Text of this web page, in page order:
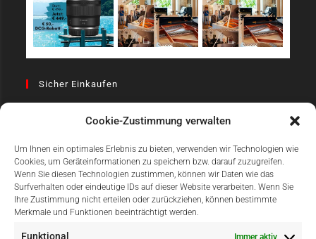
Cookie-Zustimmung verwalten
Um Ihnen ein optimales Erlebnis zu bieten, verwenden wir Technologien wie
Cookies, um Geräteinformationen zu speichern bzw. darauf zuzugreifen.
Wenn Sie diesen Technologien zustimmen, können wir Daten wie das
Surfverhalten oder eindeutige IDs auf dieser Website verarbeiten. Wenn Sie
Ihre Zustimmung nicht erteilen oder zurückziehen, können bestimmte
Merkmale und Funktionen beeinträchtigt werden.
Funktional Immer aktiv
Sicher Einkaufen
Einfach Online Bezahlen